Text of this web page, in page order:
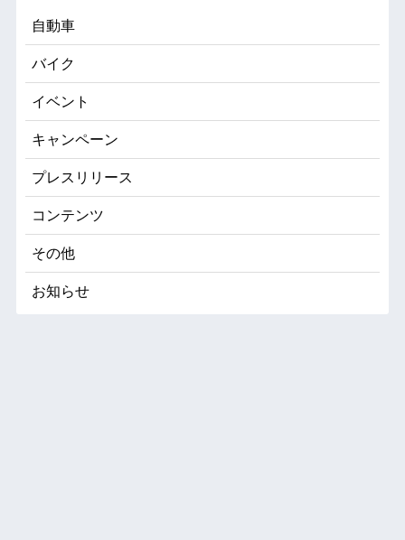
自動車
バイク
イベント
キャンペーン
プレスリリース
コンテンツ
その他
お知らせ